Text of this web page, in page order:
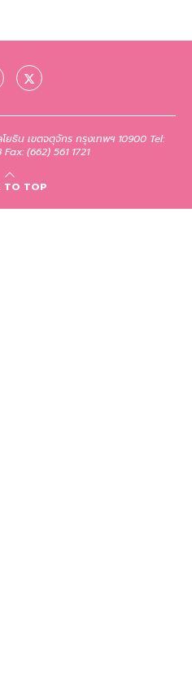
ธิน เขตจตุจักร กรุงเทพฯ 10900 Tel:
(662) 561 1721
TO TOP